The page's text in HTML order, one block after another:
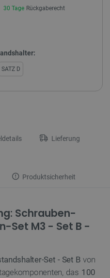
30 Tage Rückgaberecht
SATZ D
Lieferung
Produktsicherheit
Schrauben-
Set M3 - Set B -
Set - Set B von
das 100